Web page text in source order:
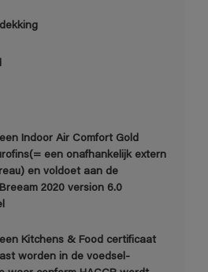
Indoor Air Comfort Gold
een onafhankelijk extern
en voldoet aan de
2020 version 6.0
Kitchens & Food certificaat
worden in de voedsel-